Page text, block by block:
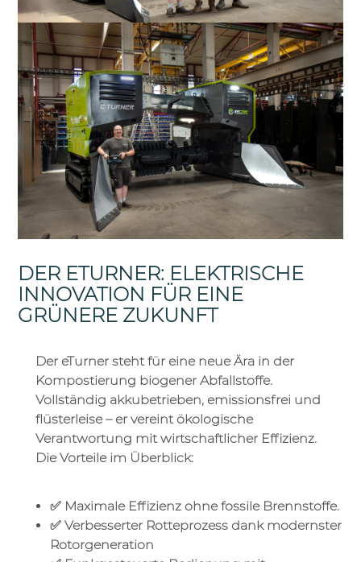
DER ETURNER: ELEKTRISCHE
INNOVATION FÜR EINE
GRÜNERE ZUKUNFT
Der eTurner steht für eine neue Ära in der
Kompostierung biogener Abfallstoffe.
Vollständig akkubetrieben, emissionsfrei und
flüsterleise – er vereint ökologische
Verantwortung mit wirtschaftlicher Effizienz.
Die Vorteile im Überblick:
✅ Maximale Effizienz ohne fossile Brennstoffe.
✅ Verbesserter Rotteprozess dank modernster
Rotorgeneration